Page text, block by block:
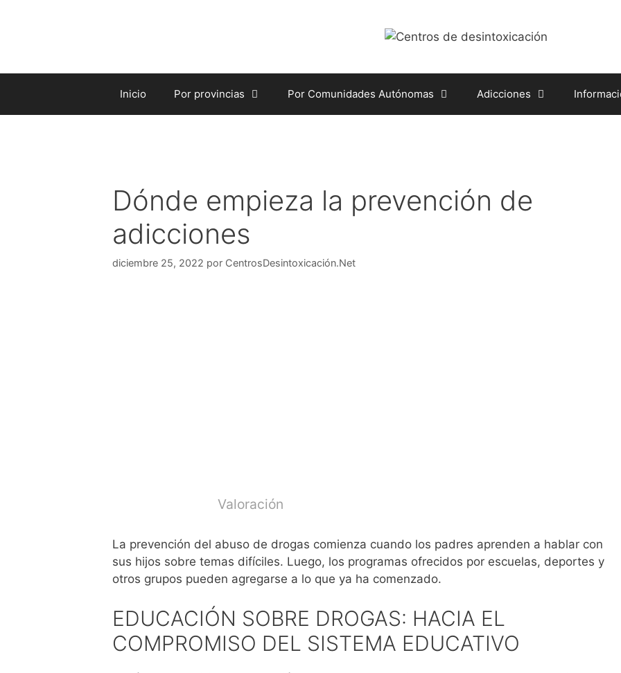
Inicio Por provincias Por Comunidades Autónomas Adicciones
Dónde empieza la prevención de
adicciones
diciembre 25, 2022 por CentrosDesintoxicación.Net
Valoración
La prevención del abuso de drogas comienza cuando los padres aprenden a hablar con
sus hijos sobre temas difíciles. Luego, los programas ofrecidos por escuelas, deportes y
otros grupos pueden agregarse a lo que ya ha comenzado.
EDUCACIÓN SOBRE DROGAS: HACIA EL
COMPROMISO DEL SISTEMA EDUCATIVO